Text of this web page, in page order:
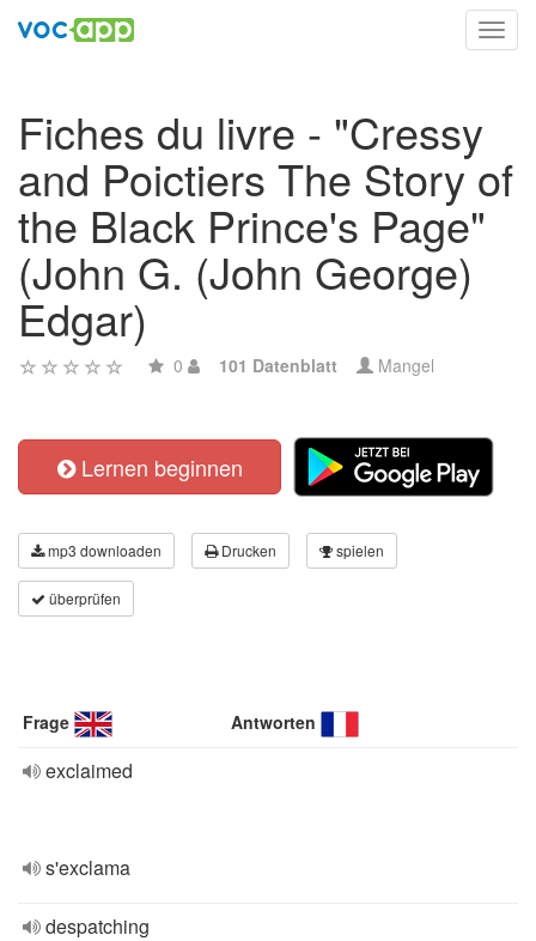
Fiches du livre - "Cressy
and Poictiers The Story of
the Black Prince's Page"
(John G. (John George)
Edgar)
0 101 Datenblatt Mangel
Lernen beginnen
mp3 downloaden Drucken spielen
überprüfen
Frage Antworten
exclaimed
s'exclama
despatching